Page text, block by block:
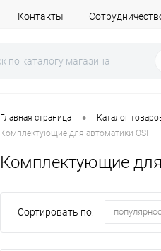
Контакты
Главная страница • Каталог
Комплектующие для автоматики OSF
Комплектующие
Сортировать по: